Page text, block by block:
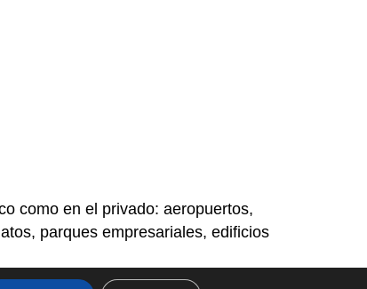
como en el privado: aeropuertos,
parques empresariales, edificios